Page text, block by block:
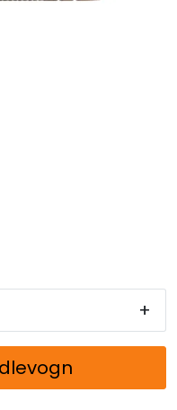
+